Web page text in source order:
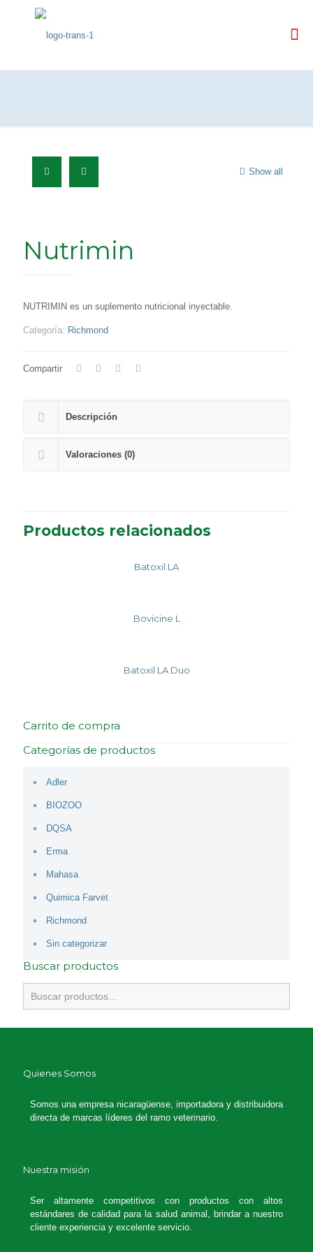
Show all
Nutrimin
NUTRIMIN es un suplemento nutricional inyectable.
Categoría: Richmond
Compartir
Descripción
Valoraciones (0)
Productos relacionados
Batoxil LA
Bovicine L
Batoxil LA Duo
Carrito de compra
Categorías de productos
Adler
BIOZOO
DQSA
Erma
Mahasa
Quimica Farvet
Richmond
Sin categorizar
Buscar productos
Quienes Somos
Somos una empresa nicaragüense, importadora y distribuidora
directa de marcas líderes del ramo veterinario.
Nuestra misión
Ser altamente competitivos con productos con altos
estándares de calidad para la salud animal, brindar a nuestro
cliente experiencia y excelente servicio.